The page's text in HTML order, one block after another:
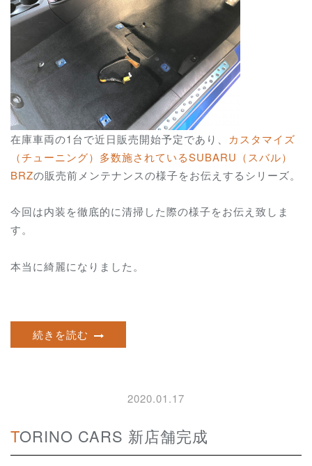
在庫車両の1台で近日販売開始予定であり、 カスタマイズ
（チューニング）多数施されているSUBARU（スバル）
BRZの販売前メンテナンスの様子をお伝えするシリーズ。
今回は内装を徹底的に清掃した際の様子をお伝え致しま
す。
本当に綺麗になりました。
続きを読む
2020.01.17
TORINO CARS 新店舗完成